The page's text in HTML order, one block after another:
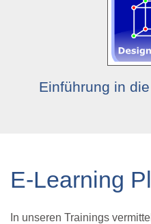
Einführung in
E-Learning
In unseren Trainings